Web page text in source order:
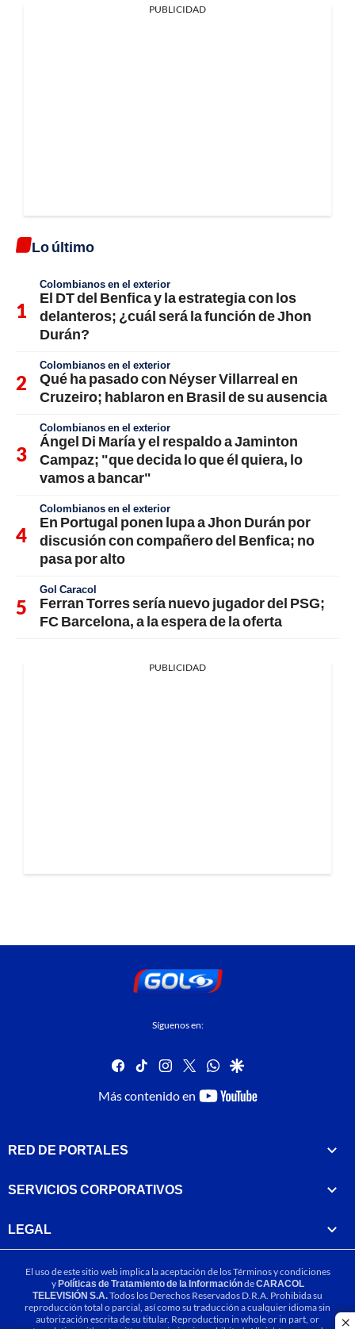
PUBLICIDAD
Lo último
Colombianos en el exterior
El DT del Benfica y la estrategia con los
delanteros; ¿cuál será la función de Jhon
Durán?
Colombianos en el exterior
Qué ha pasado con Néyser Villarreal en
Cruzeiro; hablaron en Brasil de su ausencia
Colombianos en el exterior
Ángel Di María y el respaldo a Jaminton
Campaz; "que decida lo que él quiera, lo
vamos a bancar"
Colombianos en el exterior
En Portugal ponen lupa a Jhon Durán por
discusión con compañero del Benfica; no
pasa por alto
Gol Caracol
Ferran Torres sería nuevo jugador del PSG;
FC Barcelona, a la espera de la oferta
PUBLICIDAD
Síguenos en:
facebook
tiktok instagram
twitterwhatsapp
google
Más contenido en
youtube-
RED DE PORTALES
SERVICIOS CORPORATIVOS
LEGAL
El uso de este sitio web implica la aceptación de losTérminos y condiciones
yPolíticas de Tratamiento de la InformacióndeCARACOL
TELEVISIÓN S.A.Todos los Derechos Reservados D.R.A. Prohibida su
reproducción total o parcial, así como su traducción a cualquier idioma sin
autorización escrita de su titular. Reproduction in whole or in part, or